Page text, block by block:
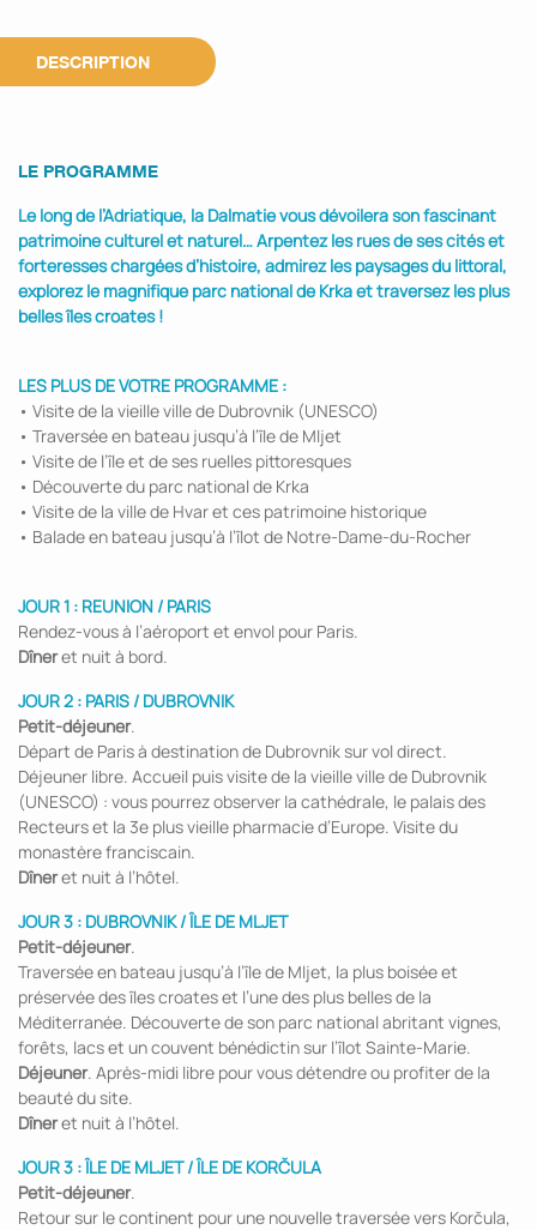
DESCRIPTION
LE PROGRAMME
Le long de l’Adriatique, la Dalmatie vous dévoilera son fascinant
patrimoine culturel et naturel… Arpentez les rues de ses cités et
forteresses chargées d’histoire, admirez les paysages du littoral,
explorez le magnifique parc national de Krka et traversez les plus
belles îles croates !
LES PLUS DE VOTRE PROGRAMME :
• Visite de la vieille ville de Dubrovnik (UNESCO)
• Traversée en bateau jusqu’à l’île de Mljet
• Visite de l’île et de ses ruelles pittoresques
• Découverte du parc national de Krka
• Visite de la ville de Hvar et ces patrimoine historique
• Balade en bateau jusqu’à l’îlot de Notre-Dame-du-Rocher
JOUR 1 : REUNION / PARIS
Rendez-vous à l’aéroport et envol pour Paris.
Dîneret nuit à bord.
JOUR 2 : PARIS / DUBROVNIK
Petit-déjeuner.
Départ de Paris à destination de Dubrovnik sur vol direct.
Déjeuner libre. Accueil puis visite de la vieille ville de Dubrovnik
(UNESCO) : vous pourrez observer la cathédrale, le palais des
Recteurs et la 3e plus vieille pharmacie d’Europe. Visite du
monastère franciscain.
Dîneret nuit à l’hôtel.
JOUR 3 : DUBROVNIK / ÎLE DE MLJET
Petit-déjeuner.
Traversée en bateau jusqu’à l’île de Mljet, la plus boisée et
préservée des îles croates et l’une des plus belles de la
Méditerranée. Découverte de son parc national abritant vignes,
forêts, lacs et un couvent bénédictin sur l’îlot Sainte-Marie.
Déjeuner. Après-midi libre pour vous détendre ou profiter de la
beauté du site.
Dîneret nuit à l’hôtel.
JOUR 3 : ÎLE DE MLJET / ÎLE DE KORČULA
Petit-déjeuner.
Retour sur le continent pour une nouvelle traversée vers Korčula,